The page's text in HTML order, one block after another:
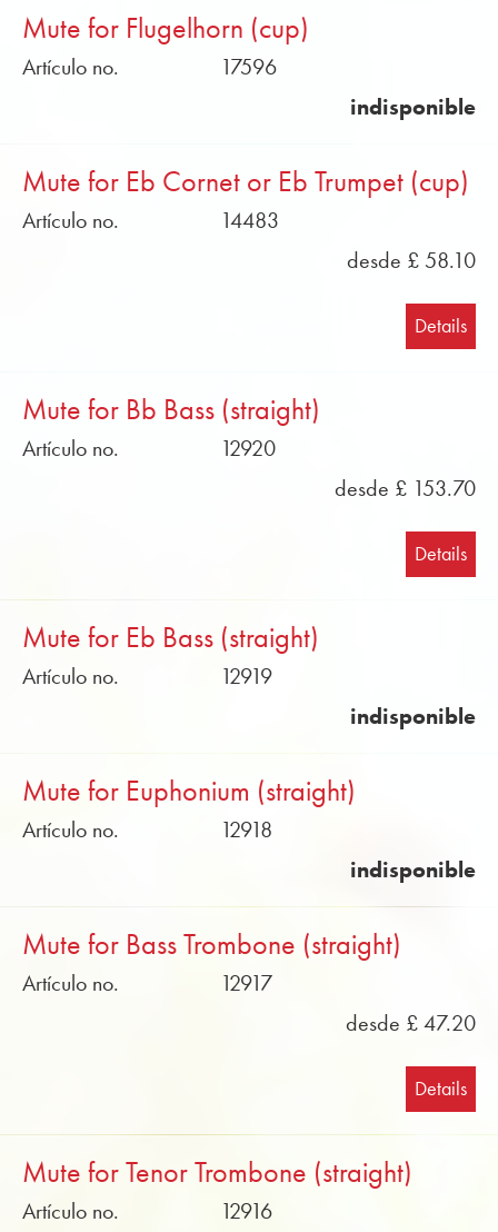
Mute for Flugelhorn (cup)
Artículo no.
17596
indisponible
Mute for Eb Cornet or Eb Trumpet (cup)
Artículo no.
14483
desde £ 58.10
Details
Mute for Bb Bass (straight)
Artículo no.
12920
desde £ 153.70
Details
Mute for Eb Bass (straight)
Artículo no.
12919
indisponible
Mute for Euphonium (straight)
Artículo no.
12918
indisponible
Mute for Bass Trombone (straight)
Artículo no.
12917
desde £ 47.20
Details
Mute for Tenor Trombone (straight)
Artículo no. 12916